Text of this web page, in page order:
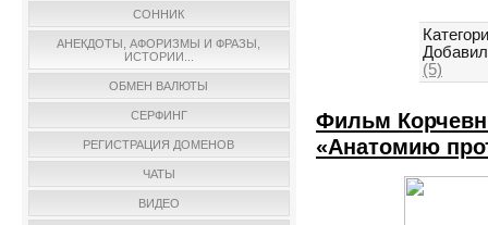
СОННИК
АНЕКДОТЫ, АФОРИЗМЫ И ФРАЗЫ,
ИСТОРИИ...
ОБМЕН ВАЛЮТЫ
СЕРФИНГ
РЕГИСТРАЦИЯ ДОМЕНОВ
ЧАТЫ
ВИДЕО
(5)
Фильм
«Анатомию